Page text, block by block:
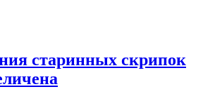
старинных скрипок